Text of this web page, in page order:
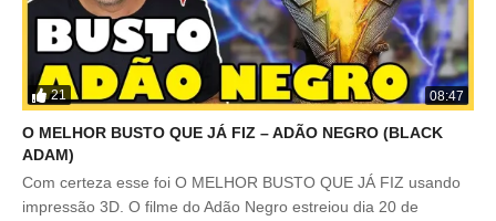
21 08:47
O MELHOR BUSTO QUE JÁ FIZ – ADÃO NEGRO (BLACK
ADAM)
Com certeza esse foi O MELHOR BUSTO QUE JÁ FIZ usando
impressão 3D. O filme do Adão Negro estreiou dia 20 de